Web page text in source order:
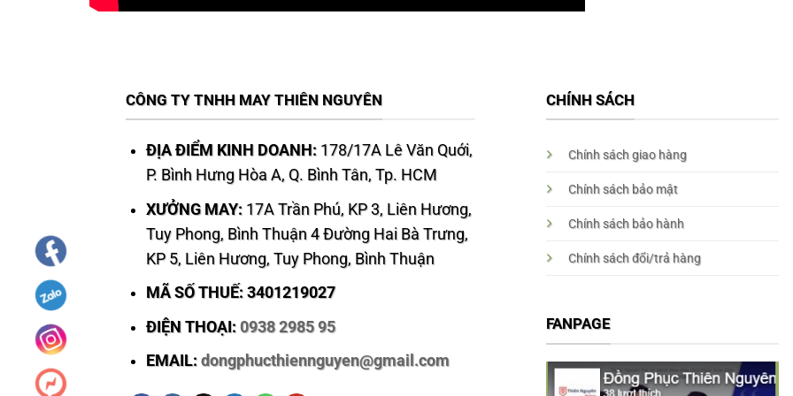
CÔNG TY TNHH MAY THIÊN NGUYÊN
ĐỊA ĐIỂM KINH DOANH: 178/17A Lê Văn Quới,
P. Bình Hưng Hòa A, Q. Bình Tân, Tp. HCM
XƯỞNG MAY: 17A Trần Phú, KP 3, Liên Hương,
Tuy Phong, Bình Thuận 4 Đường Hai Bà Trưng,
KP 5, Liên Hương, Tuy Phong, Bình Thuận
MÃ SỐ THUẾ: 3401219027
ĐIỆN THOẠI: 0938 2985 95
EMAIL: dongphucthiennguyen@gmail.com
CHÍNH SÁCH
Chính sách giao hàng
Chính sách bảo mật
Chính sách bảo hành
Chính sách đổi/trả hàng
FANPAGE